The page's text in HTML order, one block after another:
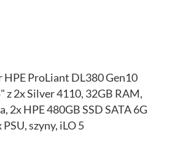
HPE ProLiant DL380 Gen10
z 2x Silver 4110, 32GB RAM,
2x HPE 480GB SSD SATA 6G
PSU, szyny, iLO 5